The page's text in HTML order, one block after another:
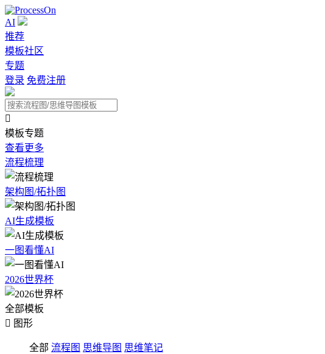
AI
推荐
模板社区
专题
登录 免费注册

模板专题
查看更多
流程梳理
架构图/拓扑图
AI生成模板
一图看懂AI
2026世界杯
全部模板
 图形
全部 流程图 思维导图 思维笔记